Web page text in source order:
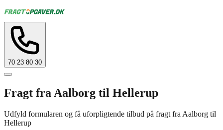
70 23 80 30
Fragt fra Aalborg til Hellerup
Udfyld formularen og få uforpligtende tilbud på fragt fra Aalborg til
Hellerup